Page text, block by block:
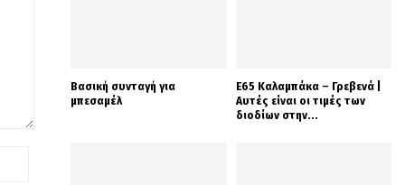
Βασική συνταγή για
μπεσαμέλ
Ε65 Καλαμπάκα – Γρεβενά |
Αυτές είναι οι τιμές των
διοδίων στην...